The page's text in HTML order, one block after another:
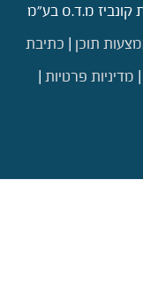
קונביז מ.ד.ס בע"מ
תוכן
כתיבת
מדיניות פרטיות